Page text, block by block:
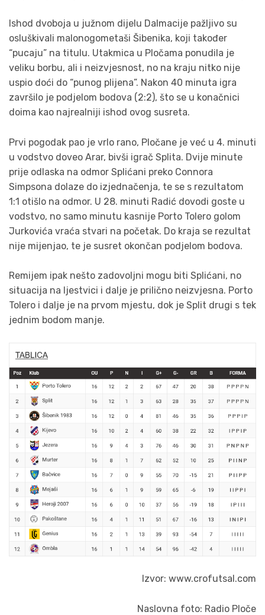
Ishod dvoboja u južnom dijelu Dalmacije pažljivo su
osluškivali malonogometaši Šibenika, koji također
“pucaju” na titulu. Utakmica u Pločama ponudila je
veliku borbu, ali i neizvjesnost, no na kraju nitko nije
uspio doći do “punog plijena”. Nakon 40 minuta igra
završilo je podjelom bodova (2:2), što se u konačnici
doima kao najrealniji ishod ovog susreta.
Prvi pogodak pao je vrlo rano, Pločane je već u 4. minuti
u vodstvo doveo Arar, bivši igrač Splita. Dvije minute
prije odlaska na odmor Splićani preko Connora
Simpsona dolaze do izjednačenja, te se s rezultatom
1:1 otišlo na odmor. U 28. minuti Radić dovodi goste u
vodstvo, no samo minutu kasnije Porto Tolero golom
Jurkovića vraća stvari na početak. Do kraja se rezultat
nije mijenjao, te je susret okončan podjelom bodova.
Remijem ipak nešto zadovoljni mogu biti Splićani, no
situacija na ljestvici i dalje je prilično neizvjesna. Porto
Tolero i dalje je na prvom mjestu, dok je Split drugi s tek
jednim bodom manje.
Izvor: www.crofutsal.com
Naslovna foto: Radio Ploče